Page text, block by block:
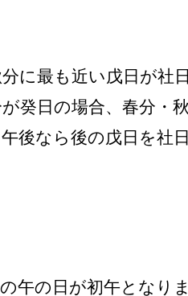
に最も近い戊日が社
癸日の場合、春分・
後なら後の戊日を社
午の日が初午となり